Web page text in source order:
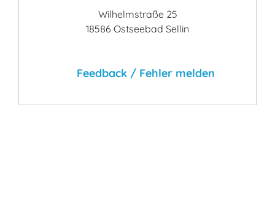
Wilhelmstraße 25
18586 Ostseebad Sellin
Feedback / Fehler melden